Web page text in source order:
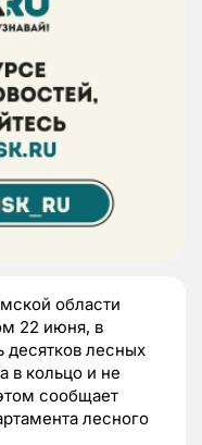
области
22 июня, в
десятков лесных
в кольцо и не
сообщает
лесного